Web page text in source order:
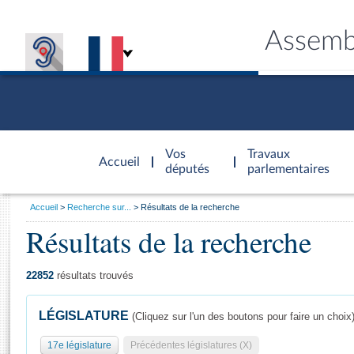
Accueil
d'accueil
Vos
députés
Travaux
parlementaires
Général
Vous
Accueil Recherche sur... Résultats de la recherche
Résultats de la recherche
22852 résultats trouvés
LÉGISLATURE (Cliquez sur l'un des boutons pour faire un choix)
17e législature Précédentes législatures (X)